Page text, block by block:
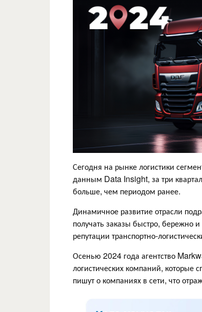
Сегодня на рынке логистики
данным Data Insight, за три
больше, чем периодом ранее.
Динамичное развитие отрасли
получать заказы быстро, бережно
репутации транспортно-
Осенью 2024 года агентство
логистических компаний, которые
пишут о компаниях в сети, что